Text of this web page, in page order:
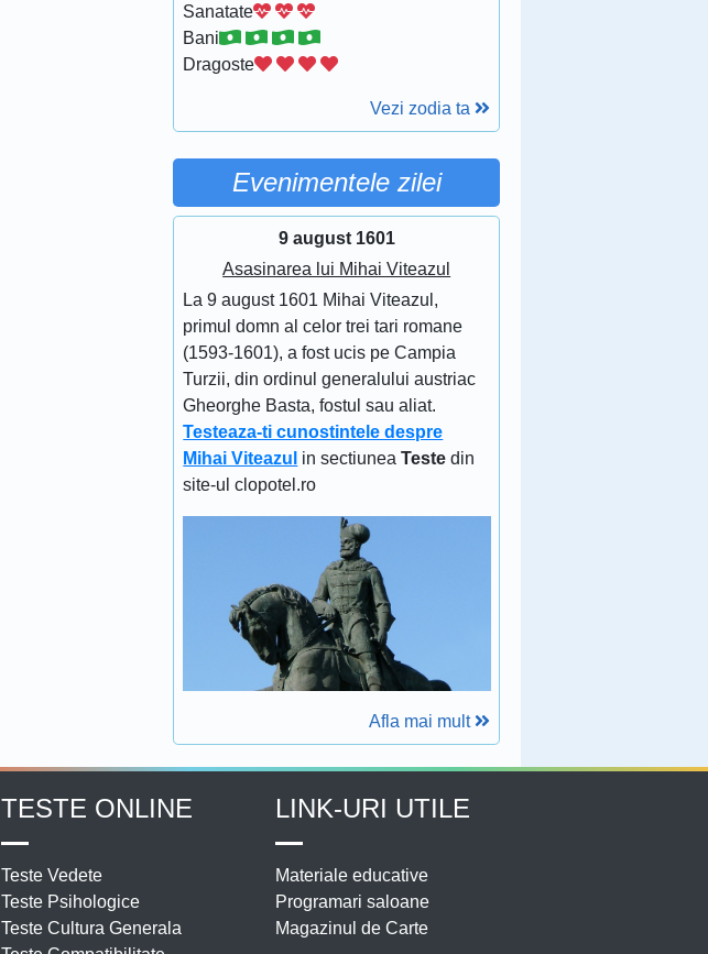
Sanatate
Bani
Dragoste
Vezi zodia ta
Evenimentele zilei
9 august 1601
Asasinarea lui Mihai Viteazul
La 9 august 1601 Mihai Viteazul,
primul domn al celor trei tari romane
(1593-1601), a fost ucis pe Campia
Turzii, din ordinul generalului austriac
Gheorghe Basta, fostul sau aliat.
Testeaza-ti cunostintele despre
Mihai Viteazul in sectiuneaTeste din
site-ul clopotel.ro
Afla mai mult
TESTE ONLINE
Teste Vedete
Teste Psihologice
Teste Cultura Generala
LINK-URI UTILE
Materiale educative
Programari saloane
Magazinul de Carte